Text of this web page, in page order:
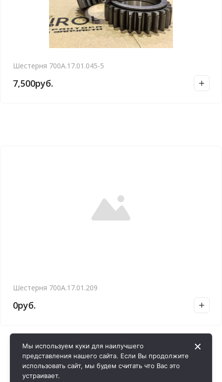
Шестерня 700А.17.01.045-5
7,500руб.
Шестерня 700А.17.01.209
0руб.
Мы используем куки для наилучшего
представления нашего сайта. Если Вы продолжите
использовать сайт, мы будем считать что Вас это
устраивает.